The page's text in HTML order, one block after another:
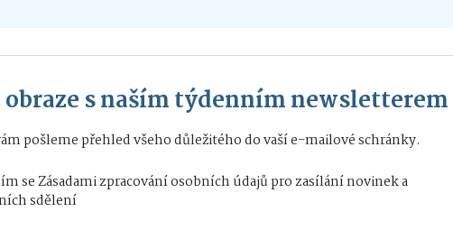
s naším týdenním newsletterem
pošleme přehled všeho důležitého do vaší e-mailové schránky.
seZásadami zpracování osobních údajůpro zasílání novinek a
sdělení